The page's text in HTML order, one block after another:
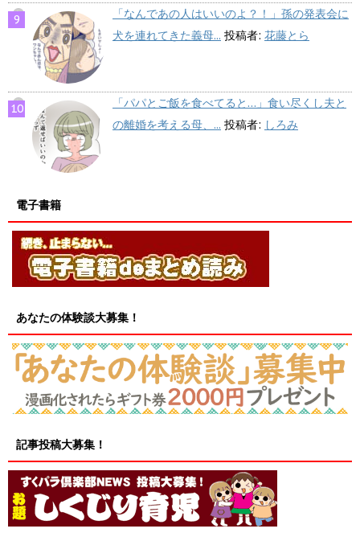
「なんであの人はいいのよ？！」孫の発表会に
犬を連れてきた義母... 投稿者: 花藤とら
「パパとご飯を食べてると…」食い尽くし夫と
の離婚を考える母、... 投稿者: しろみ
電子書籍
あなたの体験談大募集！
記事投稿大募集！